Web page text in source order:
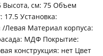
Высота, см: 75 Объем
17.5 Установка:
Левая Материал корпуса:
МДФ Покрытие:
конструкция: нет Цвет